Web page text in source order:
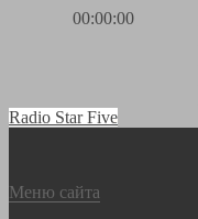
00:00:00
Radio Star Five
Меню сайта